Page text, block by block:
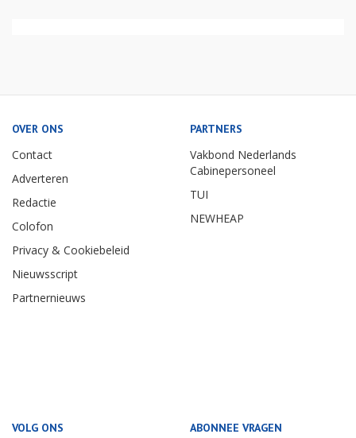
OVER ONS
Contact
Adverteren
Redactie
Colofon
Privacy & Cookiebeleid
Nieuwsscript
Partnernieuws
PARTNERS
Vakbond Nederlands
Cabinepersoneel
TUI
NEWHEAP
VOLG ONS ABONNEE VRAGEN